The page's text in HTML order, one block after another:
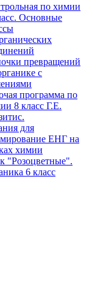
по химии
Основные
превращений
с
программа по
8 класс Г.Е.
для
ЕНГ на
химии
"Розоцветные".
6 класс